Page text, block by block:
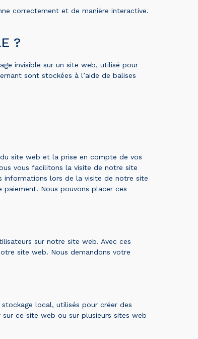
correctement et de manière interactive.
?
invisible sur un site web, utilisé pour
sont stockées à l’aide de balises
site web et la prise en compte de vos
vous facilitons la visite de notre site
informations lors de la visite de notre site
Nous pouvons placer ces
sur notre site web. Avec ces
site web. Nous demandons votre
local, utilisés pour créer des
ce site web ou sur plusieurs sites web